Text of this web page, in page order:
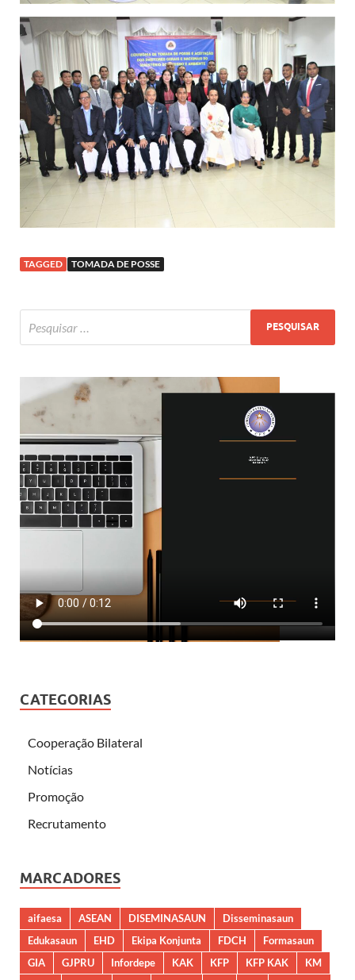
TAGGED TOMADA DE POSSE
CATEGORIAS
Cooperação Bilateral
Notícias
Promoção
Recrutamento
MARCADORES
aifaesa ASEAN DISEMINASAUN
Disseminasaun
Edukasaun
EHD Ekipa Konjunta FDCH
Formasaun
GIA
GJPRU Infordepe KAK KFP KFP KAK
KM